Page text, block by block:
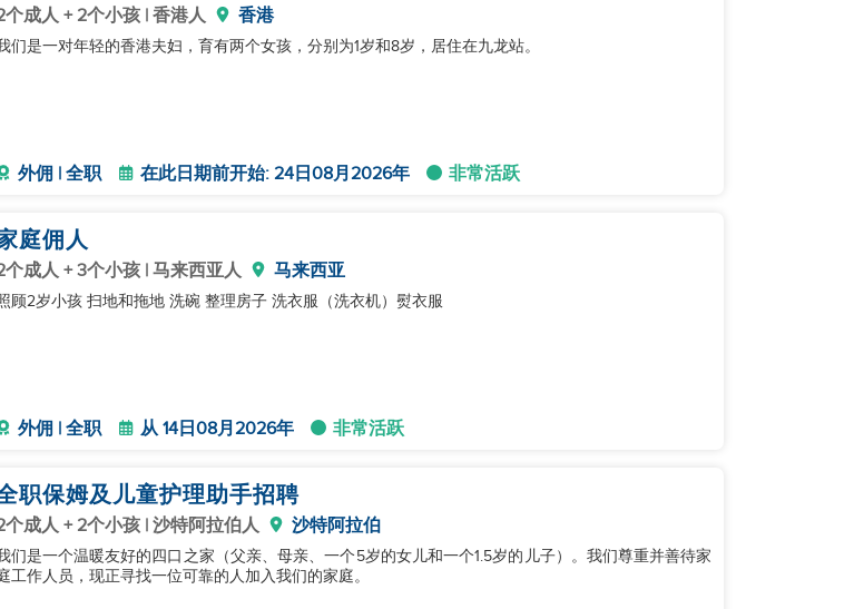
个成人 + 2个小孩 | 香港人 香港
们是一对年轻的香港夫妇，育有两个女孩，分别为1岁和8岁，居住在九龙站。
外佣 | 全职 在此日期前开始: 24日08月2026年 非常活跃
庭佣人
个成人 + 3个小孩 | 马来西亚人 马来西亚
顾2岁小孩 扫地和拖地 洗碗 整理房子 洗衣服（洗衣机）熨衣服
外佣 | 全职 从 14日08月2026年 非常活跃
职保姆及儿童护理助手招聘
个成人 + 2个小孩 | 沙特阿拉伯人 沙特阿拉伯
们是一个温暖友好的四口之家（父亲、母亲、一个5岁的女儿和一个1.5岁的儿子）。我们尊重并善待家
工作人员，现正寻找一位可靠的人加入我们的家庭。